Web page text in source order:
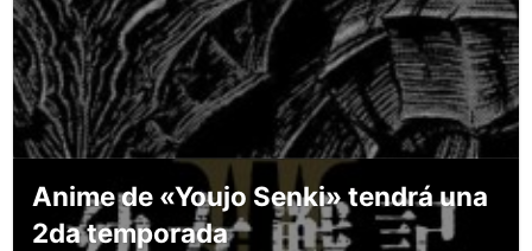
Anime de «Youjo Senki» tendrá una
2da temporada